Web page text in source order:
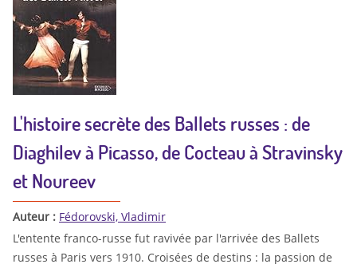
L'histoire secrète des Ballets russes : de
Diaghilev à Picasso, de Cocteau à Stravinsky
et Noureev
Auteur : Fédorovski, Vladimir
L'entente franco-russe fut ravivée par l'arrivée des Ballets
russes à Paris vers 1910. Croisées de destins : la passion de